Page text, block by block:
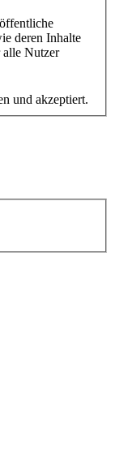
Ich habe die Datenschutzerklärung gelesen und akzeptiert.